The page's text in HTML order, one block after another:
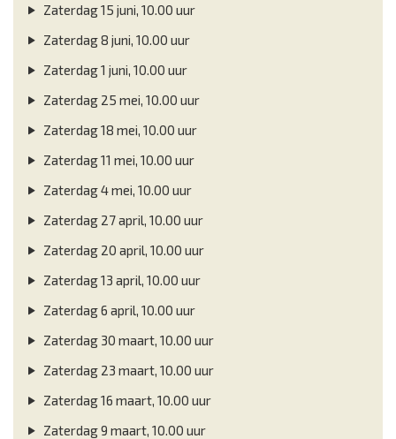
Zaterdag 15 juni, 10.00 uur
Zaterdag 8 juni, 10.00 uur
Zaterdag 1 juni, 10.00 uur
Zaterdag 25 mei, 10.00 uur
Zaterdag 18 mei, 10.00 uur
Zaterdag 11 mei, 10.00 uur
Zaterdag 4 mei, 10.00 uur
Zaterdag 27 april, 10.00 uur
Zaterdag 20 april, 10.00 uur
Zaterdag 13 april, 10.00 uur
Zaterdag 6 april, 10.00 uur
Zaterdag 30 maart, 10.00 uur
Zaterdag 23 maart, 10.00 uur
Zaterdag 16 maart, 10.00 uur
Zaterdag 9 maart, 10.00 uur